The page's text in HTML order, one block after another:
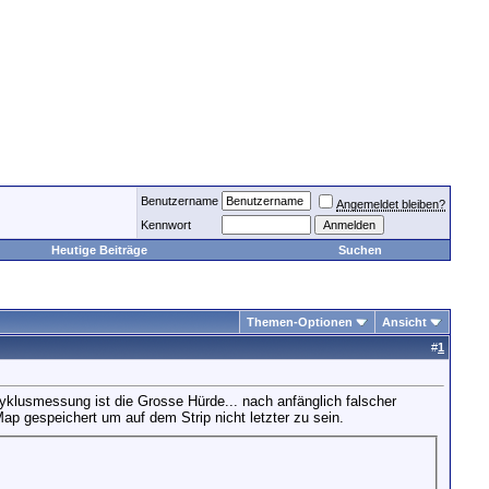
Benutzername
Angemeldet bleiben?
Kennwort
Heutige Beiträge
Suchen
Themen-Optionen
Ansicht
#1
ist die Grosse Hürde... nach anfänglich falscher
gespeichert um auf dem Strip nicht letzter zu sein.